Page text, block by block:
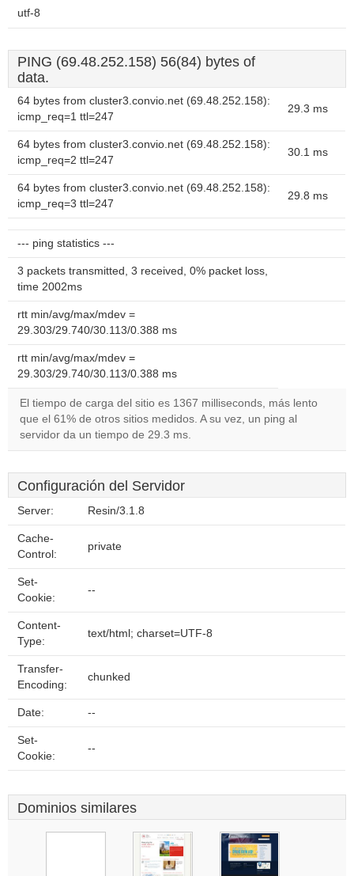
utf-8
PING (69.48.252.158) 56(84) bytes of
data.
64 bytes from cluster3.convio.net (69.48.252.158):
icmp_req=1 ttl=247
29.3 ms
64 bytes from cluster3.convio.net (69.48.252.158):
icmp_req=2 ttl=247
30.1 ms
64 bytes from cluster3.convio.net (69.48.252.158):
icmp_req=3 ttl=247
29.8 ms
--- ping statistics ---
3 packets transmitted, 3 received, 0% packet loss,
time 2002ms
rtt min/avg/max/mdev =
29.303/29.740/30.113/0.388 ms
rtt min/avg/max/mdev =
29.303/29.740/30.113/0.388 ms
El tiempo de carga del sitio es 1367 milliseconds, más lento
que el 61% de otros sitios medidos. A su vez, un ping al
servidor da un tiempo de 29.3 ms.
Configuración del Servidor
Server: Resin/3.1.8
Cache-
Control:
private
Set-
Cookie:
--
Content-
Type:
text/html; charset=UTF-8
Transfer-
Encoding:
chunked
Date: --
Set-
Cookie:
--
Dominios similares